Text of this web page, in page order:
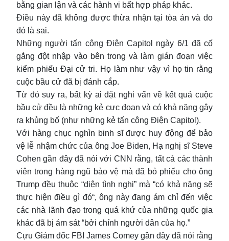
bằng gian lận và các hành vi bất hợp pháp khác.
Điều này đã không được thừa nhận tại tòa án và do
đó là sai.
Những người tấn công Điện Capitol ngày 6/1 đã cố
gắng đột nhập vào bên trong và làm gián đoạn việc
kiểm phiếu Đại cử tri. Họ làm như vậy vì họ tin rằng
cuộc bầu cử đã bị đánh cắp.
Từ đó suy ra, bất kỳ ai đặt nghi vấn về kết quả cuộc
bầu cử đều là những kẻ cực đoạn và có khả năng gây
ra khủng bố (như những kẻ tấn công Điện Capitol).
Với hàng chục nghìn binh sĩ được huy động để bảo
vệ lễ nhậm chức của ông Joe Biden, Hạ nghị sĩ Steve
Cohen gần đây đã nói với CNN rằng, tất cả các thành
viên trong hàng ngũ bảo vệ mà đã bỏ phiếu cho ông
Trump đều thuộc “diện tình nghi” mà “có khả năng sẽ
thực hiện điều gì đó“, ông này đang ám chỉ đến việc
các nhà lãnh đạo trong quá khứ của những quốc gia
khác đã bị ám sát “bởi chính người dân của họ.”
Cựu Giám đốc FBI James Comey gần đây đã nói rằng